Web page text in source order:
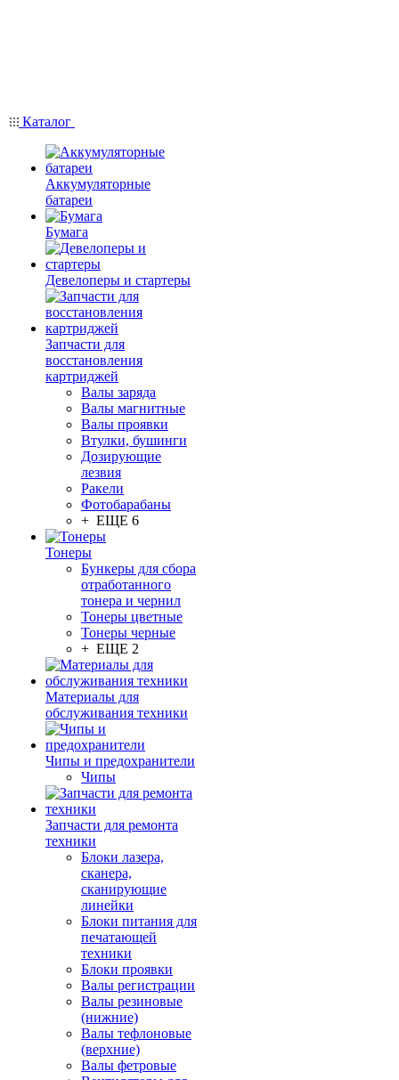
Каталог
Аккумуляторные
батареи
Бумага
Девелоперы и стартеры
Запчасти для
восстановления
картриджей
Валы заряда
Валы магнитные
Валы проявки
Втулки, бушинги
Дозирующие
лезвия
Ракели
Фотобарабаны
+ ЕЩЕ 6
Тонеры
Бункеры для сбора
отработанного
тонера и чернил
Тонеры цветные
Тонеры черные
+ ЕЩЕ 2
Материалы для
обслуживания техники
Чипы и предохранители
Чипы
Запчасти для ремонта
техники
Блоки лазера,
сканера,
сканирующие
линейки
Блоки питания для
печатающей
техники
Блоки проявки
Валы регистрации
Валы резиновые
(нижние)
Валы тефлоновые
(верхние)
Валы фетровые